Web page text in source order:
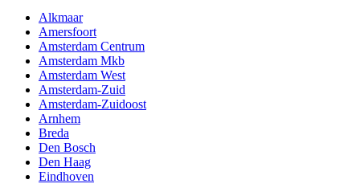
Alkmaar
Amersfoort
Amsterdam Centrum
Amsterdam Mkb
Amsterdam West
Amsterdam-Zuid
Amsterdam-Zuidoost
Arnhem
Breda
Den Bosch
Den Haag
Eindhoven